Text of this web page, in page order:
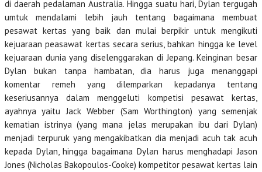
di daerah pedalaman Australia. Hingga suatu hari, Dylan tergugah
umtuk mendalami lebih jauh tentang bagaimana membuat
pesawat kertas yang baik dan mulai berpikir untuk mengikuti
kejuaraan peasawat kertas secara serius, bahkan hingga ke level
kejuaraan dunia yang diselenggarakan di Jepang. Keinginan besar
Dylan bukan tanpa hambatan, dia harus juga menanggapi
komentar remeh yang dilemparkan kepadanya tentang
keseriusannya dalam menggeluti kompetisi pesawat kertas,
ayahnya yaitu Jack Webber (Sam Worthington) yang semenjak
kematian istrinya (yang mana jelas merupakan ibu dari Dylan)
menjadi terpuruk yang mengakibatkan dia menjadi acuh tak acuh
kepada Dylan, hingga bagaimana Dylan harus menghadapi Jason
Jones (Nicholas Bakopoulos-Cooke) kompetitor pesawat kertas lain